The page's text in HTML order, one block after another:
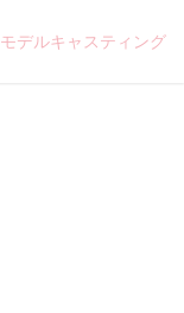
モデルキャスティング